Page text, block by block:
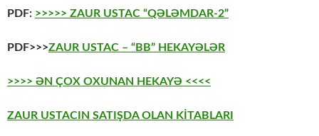
PDF: >>>>> ZAUR USTAC “QƏLƏMDAR-2”
PDF>>>ZAUR USTAC – “BB” HEKAYƏLƏR
>>>> ƏN ÇOX OXUNAN HEKAYƏ <<<<
ZAUR USTACIN SATIŞDA OLAN KİTABLARI